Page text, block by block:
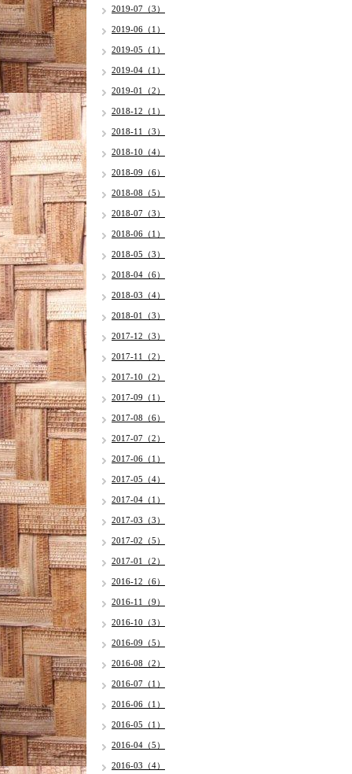
2019-07（3）
2019-06（1）
2019-05（1）
2019-04（1）
2019-01（2）
2018-12（1）
2018-11（3）
2018-10（4）
2018-09（6）
2018-08（5）
2018-07（3）
2018-06（1）
2018-05（3）
2018-04（6）
2018-03（4）
2018-01（3）
2017-12（3）
2017-11（2）
2017-10（2）
2017-09（1）
2017-08（6）
2017-07（2）
2017-06（1）
2017-05（4）
2017-04（1）
2017-03（3）
2017-02（5）
2017-01（2）
2016-12（6）
2016-11（9）
2016-10（3）
2016-09（5）
2016-08（2）
2016-07（1）
2016-06（1）
2016-05（1）
2016-04（5）
2016-03（4）